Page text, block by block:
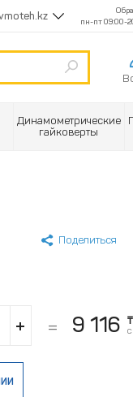
пн-пт 09:00-
Динамометрические
гайковерты
Поделиться
9 116
₸